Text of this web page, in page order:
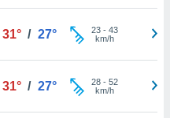
31° / 27° 23- 43
km/h
31° / 27° 28- 52
km/h